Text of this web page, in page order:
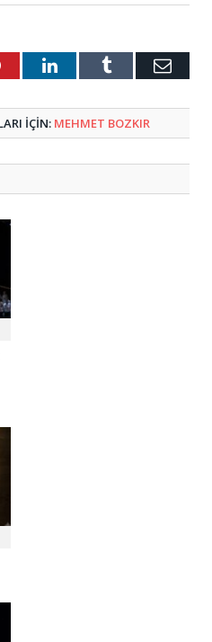
PinterestLinkedInTumblr E-
IÇIN: MEHMET BOZKIR